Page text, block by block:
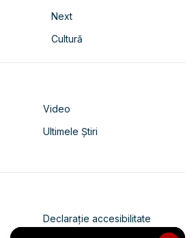
Next
Cultură
Video
Ultimele Știri
Declarație accesibilitate